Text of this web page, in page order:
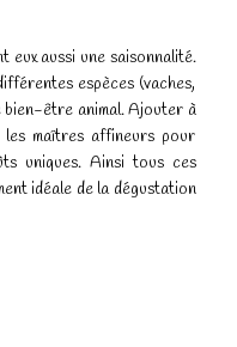
eux aussi une saisonnalité.
espèces (vaches,
bien-être animal. Ajouter à
les maîtres affineurs pour
uniques. Ainsi tous ces
idéale de la dégustation